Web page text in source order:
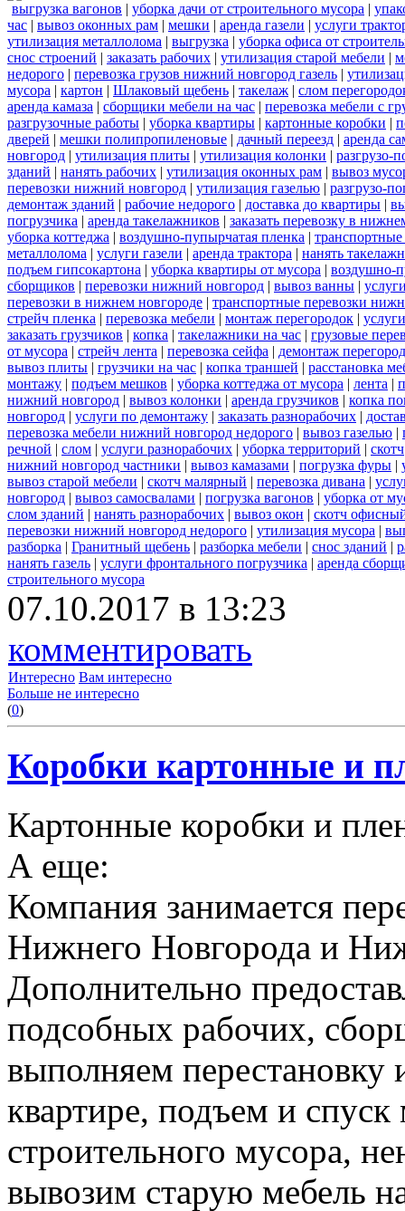
выгрузка вагонов | уборка дачи от строительного мусора |
час | вывоз оконных рам | мешки | аренда газели | услуги
утилизация металлолома | выгрузка | уборка офиса от
снос строений | заказать рабочих | утилизация старой мебели |
недорого | перевозка грузов нижний новгород газель |
мусора | картон | Шлаковый щебень | такелаж | слом
аренда камаза | сборщики мебели на час | перевозка мебели с
разгрузочные работы | уборка квартиры | картонные коробки |
дверей | мешки полипропиленовые | дачный переезд | аренда
новгород | утилизация плиты | утилизация колонки | разгрузо-
зданий | нанять рабочих | утилизация оконных рам | вывоз
перевозки нижний новгород | утилизация газелью | разгрузо-
демонтаж зданий | рабочие недорого | доставка до квартиры |
погрузчика | аренда такелажников | заказать перевозку в
уборка коттеджа | воздушно-пупырчатая пленка | транспортные
металлолома | услуги газели | аренда трактора | нанять
подъем гипсокартона | уборка квартиры от мусора | воздушно-
сборщиков | перевозки нижний новгород | вывоз ванны |
перевозки в нижнем новгороде | транспортные перевозки
стрейч пленка | перевозка мебели | монтаж перегородок |
заказать грузчиков | копка | такелажники на час | грузовые
от мусора | стрейч лента | перевозка сейфа | демонтаж
вывоз плиты | грузчики на час | копка траншей | расстановка
монтажу | подъем мешков | уборка коттеджа от мусора | лента |
нижний новгород | вывоз колонки | аренда грузчиков | копка
новгород | услуги по демонтажу | заказать разнорабочих |
перевозка мебели нижний новгород недорого | вывоз газелью |
речной | слом | услуги разнорабочих | уборка территорий | скотч
нижний новгород частники | вывоз камазами | погрузка фуры |
вывоз старой мебели | скотч малярный | перевозка дивана |
новгород | вывоз самосвалами | погрузка вагонов | уборка от
слом зданий | нанять разнорабочих | вывоз окон | скотч
перевозки нижний новгород недорого | утилизация мусора |
разборка | Гранитный щебень | разборка мебели | снос зданий |
нанять газель | услуги фронтального погрузчика | аренда
строительного мусора
07.10.2017 в 13:23
комментировать
Интересно Вам интересно
Больше не интересно
(0)
Коробки картонные и
Картонные коробки и
А еще:
Компания занимается
Нижнего Новгорода и
Дополнительно
подсобных рабочих,
выполняем перестановку
квартире, подъем и спуск
строительного мусора,
вывозим старую мебель